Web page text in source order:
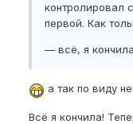
контролировал
первой. Как
— всё, я
а так по виду
Всё я кончила!